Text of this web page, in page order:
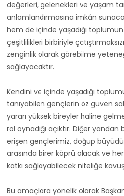
değerleri, gelenekleri ve yaşam
anlamlandırmasına imkân
hem de içinde yaşadığı toplumun
çeşitlilikleri birbiriyle
zenginlik olarak görebilme
sağlayacaktır.
Kendini ve içinde yaşadığı
tanıyabilen gençlerin öz güven
yararı yüksek bireyler haline
rol oynadığı açıktır. Diğer
erişen gençlerimiz, doğup
arasında birer köprü olacak ve
katkı sağlayabilecek niteliğe
Bu amaçlara yönelik olarak